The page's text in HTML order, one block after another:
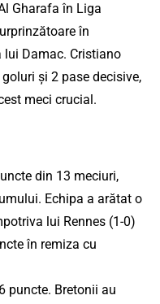
Gharafa în Liga
în
Damac. Cristiano
și 2 pase decisive,
meci crucial.
din 13 meciuri,
Echipa a arătat o
lui Rennes (1-0)
în remiza cu
puncte. Bretonii au